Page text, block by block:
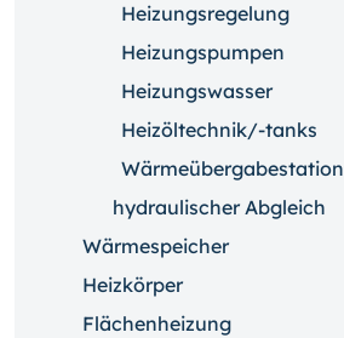
Heizungsregelung
Heizungspumpen
Heizungswasser
Heizöltechnik/-tanks
Wärmeübergabestation
hydraulischer Abgleich
Wärmespeicher
Heizkörper
Flächenheizung